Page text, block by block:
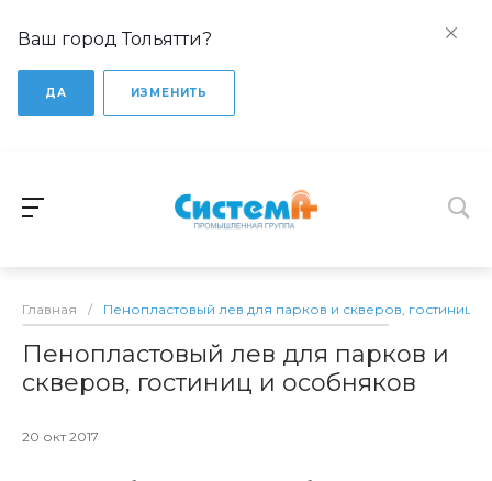
Ваш город Тольятти?
ДА ИЗМЕНИТЬ
Главная / Пенопластовый лев для парков и скверов, гостиниц
Пенопластовый лев для парков и
скверов, гостиниц и особняков
20 окт 2017